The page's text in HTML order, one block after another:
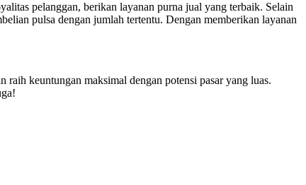
pelanggan, berikan layanan purna jual yang terbaik. Selain
pulsa dengan jumlah tertentu. Dengan memberikan layanan
keuntungan maksimal dengan potensi pasar yang luas.